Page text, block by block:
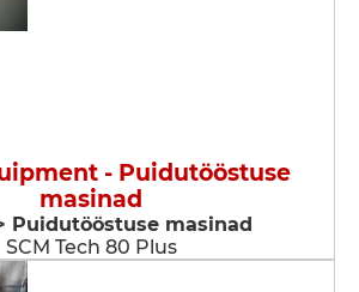
- Puidutööstuse
masinad
Puidutööstuse masinad
SCM Tech 80 Plus